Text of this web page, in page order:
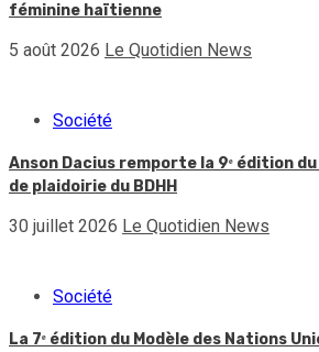
féminine haïtienne
5 août 2026 Le Quotidien News
Société
Anson Dacius remporte la 9ᵉ édition
de plaidoirie du BDHH
30 juillet 2026 Le Quotidien News
Société
La 7ᵉ édition du Modèle des Nations